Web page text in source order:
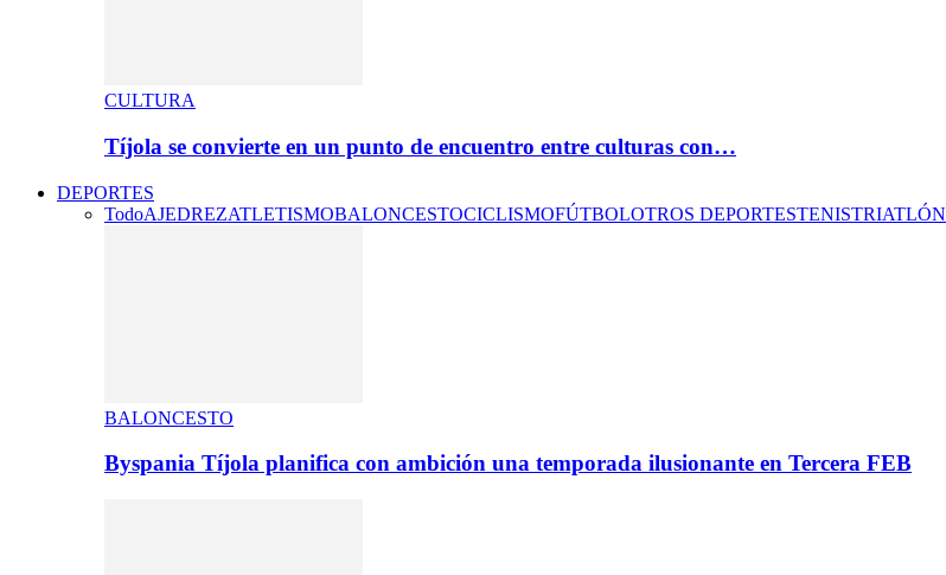
CULTURA
Tíjola se convierte en un punto de encuentro entre culturas con…
DEPORTES
TodoAJEDREZATLETISMOBALONCESTOCICLISMOFÚTBOLOTROS DEPORTESTENISTRIATLÓN
BALONCESTO
Byspania Tíjola planifica con ambición una temporada ilusionante en Tercera FEB